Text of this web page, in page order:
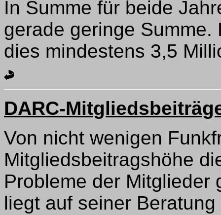
In Summe für beide
gerade geringe
dies mindestens 3,5
DARC-
Von nicht wenigen
Mitgliedsbeitragshöhe
Probleme der Mitglieder
liegt auf seiner